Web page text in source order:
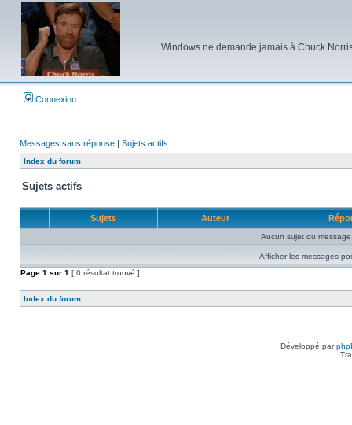
Windows ne demande jamais à Chuck
Connexion
Messages sans réponse | Sujets actifs
Index du forum
Sujets actifs
Sujets Auteur
Aucun sujet ou
Afficher les messages
Page 1 sur 1 [ 0 résultat trouvé ]
Index du forum
Développé par